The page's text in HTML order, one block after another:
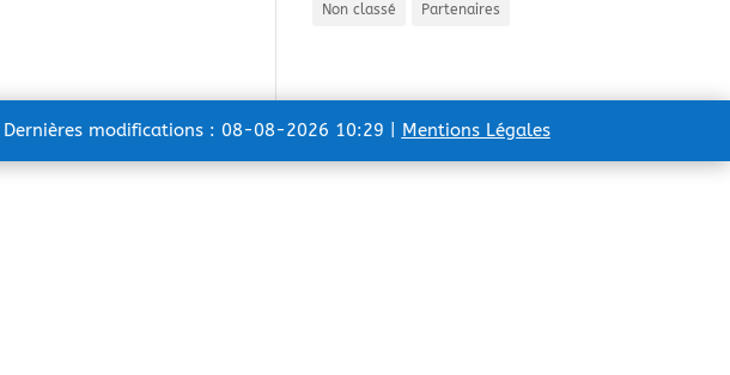
Non classé Partenaires
| Dernières modifications : 08-08-2026 10:29 | Mentions Légales